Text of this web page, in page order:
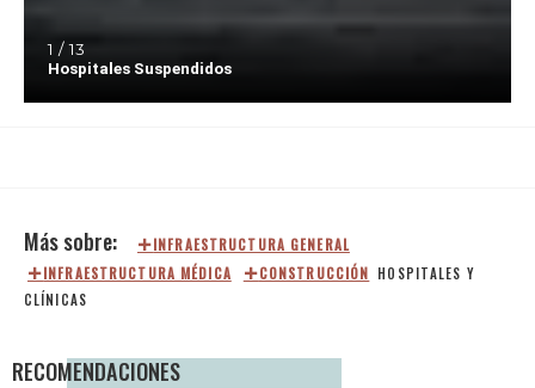
1 / 13
Hospitales Suspendidos
INFRAESTRUCTURA GENERAL
INFRAESTRUCTURA MÉDICA
CONSTRUCCIÓN HOSPITALES Y
CLÍNICAS
RECOMENDACIONES